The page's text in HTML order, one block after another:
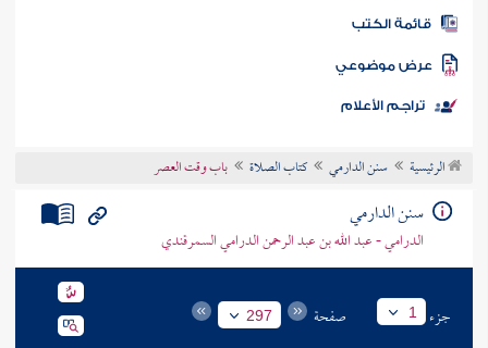
المكتبة
الكتب
موضوعي
تراجم الأعلام
الرئيسية سنن الدارمي كتاب الصلاة باب وقت العصر
سنن الدارمي
الدرامي - عبد الله بن عبد الرحمن الدرامي السمرقندي
جزء 1 صفحة 297